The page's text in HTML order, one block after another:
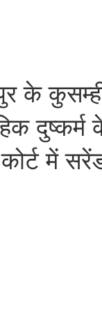
के
दुष्कर्म
में